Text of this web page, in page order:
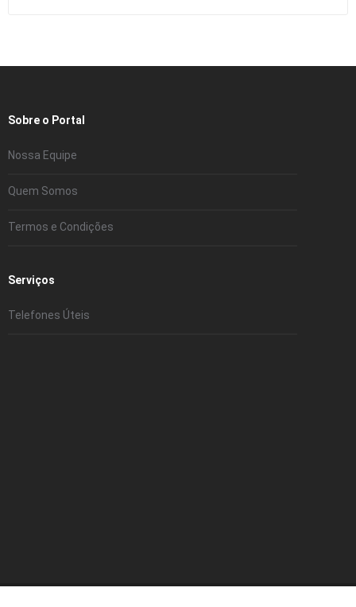
Sobre o Portal
Nossa Equipe
Quem Somos
Termos e Condições
Serviços
Telefones Úteis